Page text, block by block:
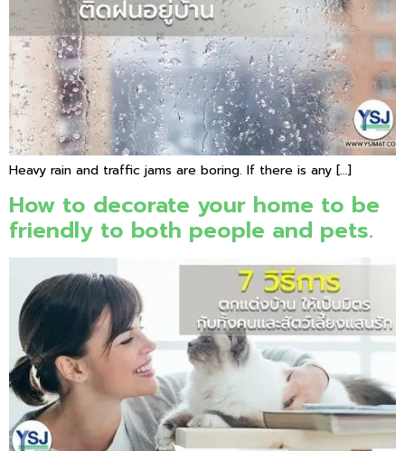
Heavy rain and traffic jams are boring. If there is any […]
How to decorate your home to be
friendly to both people and pets.